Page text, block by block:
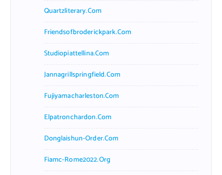
Quartzliterary.com
Friendsofbroderickpark.com
Studiopiattellina.com
Jannagrillspringfield.com
Fujiyamacharleston.com
Elpatronchardon.com
Donglaishun-Order.com
Fiamc-Rome2022.org